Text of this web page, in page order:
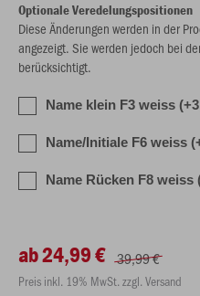
Optionale Veredelungspositionen
Diese Änderungen werden in der
angezeigt. Sie werden jedoch bei
berücksichtigt.
Name klein F3 weiss
Name/Initiale F6 weiss
Name Rücken F8 weiss
ab 24,99 € 39,99 €
Preis inkl. 19% MwSt. zzgl. Versand